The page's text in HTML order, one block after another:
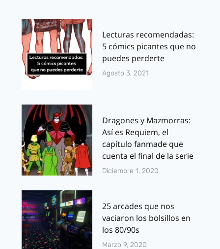
Lecturas recomendadas:
5 cómics picantes que no
puedes perderte
Agosto 3, 2021
Dragones y Mazmorras:
Así es Requiem, el
capítulo fanmade que
cuenta el final de la serie
Diciembre 1, 2020
25 arcades que nos
vaciaron los bolsillos en
los 80/90s
Marzo 9, 2020